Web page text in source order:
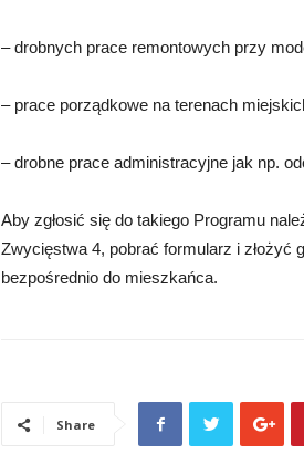
– drobnych prace remontowych przy
– prace porządkowe na terenach
– drobne prace administracyjne jak np.
Aby zgłosić się do takiego Programu
Zwycięstwa 4, pobrać formularz i złożyć
bezpośrednio do mieszkańca.
Share